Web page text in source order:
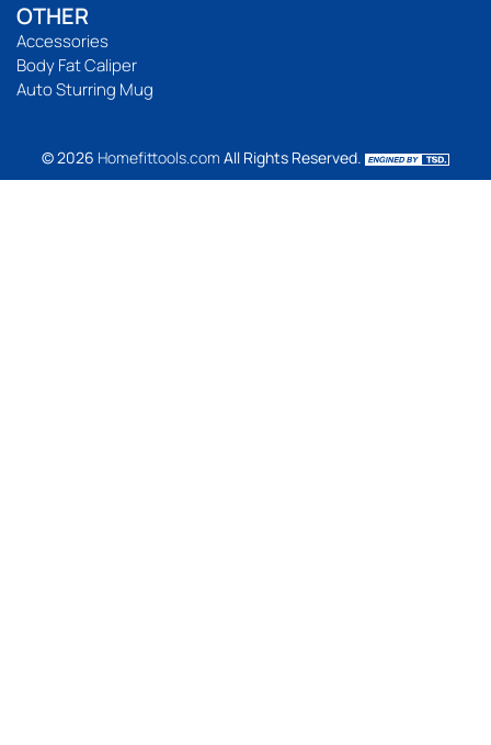
OTHER
Accessories
Body Fat Caliper
Auto Sturring Mug
© 2026 Homefittools.com All Rights Reserved.